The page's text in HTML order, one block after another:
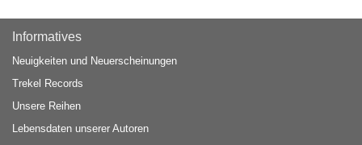
Informatives
Neuigkeiten und Neuerscheinungen
Trekel Records
Unsere Reihen
Lebensdaten unserer Autoren